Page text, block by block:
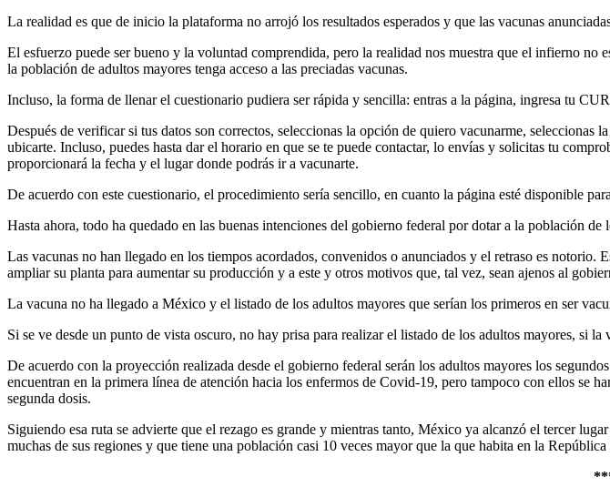
La realidad es que de inicio la plataforma no arrojó los resultados esperados y que las vacunas
El esfuerzo puede ser bueno y la voluntad comprendida, pero la realidad nos muestra que el infierno no
la población de adultos mayores tenga acceso a las preciadas vacunas.
Incluso, la forma de llenar el cuestionario pudiera ser rápida y sencilla: entras a la página, ingresa tu
Después de verificar si tus datos son correctos, seleccionas la opción de quiero vacunarme,
ubicarte. Incluso, puedes hasta dar el horario en que se te puede contactar, lo envías y solicitas tu
proporcionará la fecha y el lugar donde podrás ir a vacunarte.
De acuerdo con este cuestionario, el procedimiento sería sencillo, en cuanto la página esté disponible
Hasta ahora, todo ha quedado en las buenas intenciones del gobierno federal por dotar a la población
Las vacunas no han llegado en los tiempos acordados, convenidos o anunciados y el retraso es
ampliar su planta para aumentar su producción y a este y otros motivos que, tal vez, sean ajenos al
La vacuna no ha llegado a México y el listado de los adultos mayores que serían los primeros en ser
Si se ve desde un punto de vista oscuro, no hay prisa para realizar el listado de los adultos mayores, si la
De acuerdo con la proyección realizada desde el gobierno federal serán los adultos mayores los
encuentran en la primera línea de atención hacia los enfermos de Covid-19, pero tampoco con ellos se
segunda dosis.
Siguiendo esa ruta se advierte que el rezago es grande y mientras tanto, México ya alcanzó el tercer
muchas de sus regiones y que tiene una población casi 10 veces mayor que la que habita en la